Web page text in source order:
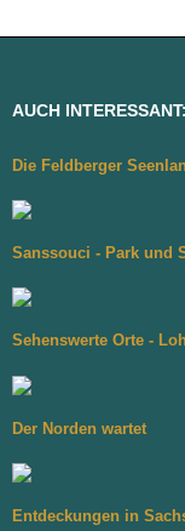
AUCH INTERESSANT:
Die Feldberger
Sanssouci - Park und
Sehenswerte Orte -
Der Norden wartet
Entdeckungen in